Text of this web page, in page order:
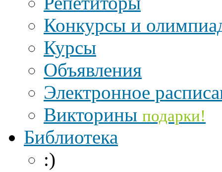
Конкурсы и
Курсы
Объявления
Электронное
Викторины подарки!
Библиотека
:)